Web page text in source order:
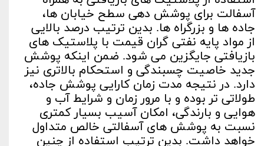
آسفالت برای پوشش دهی سطح خیابان ها،
جاده ها و بزرگراه ها. بدین ترتیب درصد بالایی
از مواد پایه نفتی گران قیمت با پلاستیک های
بازیافتی جایگزین می شود. ضمن اینکه پوشش
جدید خاصیت چسبندگی و استحکام بالاتری نیز
دارد. در نتیجه مدت زمان کارایی پوشش جاده،
طولاتی تر بوده و با مرور زمان و شرایط آب و
هوایی و بارندگی، امکان آسیب بسیار کمتری
نسبت به پوشش های آسفالتی خالص متداول
خواهد داشت. بدین ترتیب استفاده از چنین